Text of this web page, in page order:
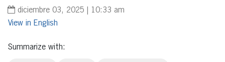
diciembre 03, 2025 | 10:33 am
English
Summarize with: